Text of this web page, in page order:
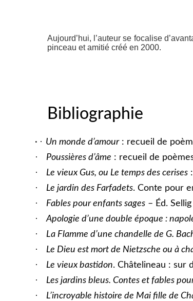
Aujourd’hui, l’auteur se focalise
pinceau et amitié créé en 2000.
Bibliographie
· · Un monde d’amour: recueil de
· Poussières d’âme : recueil de
· Le vieux Gus, ou Le temps des cerises
· Le jardin des Farfadets. Conte pour
· Fables pour enfants sages – Éd.
· Apologie d’une double époque :
· La Flamme d’une chandelle de G.
· Le Dieu est mort de Nietzsche ou à
· Le vieux bastidon. Châtelineau : sur
· Les jardins bleus. Contes et fables
· L’incroyable histoire de Mai fille de